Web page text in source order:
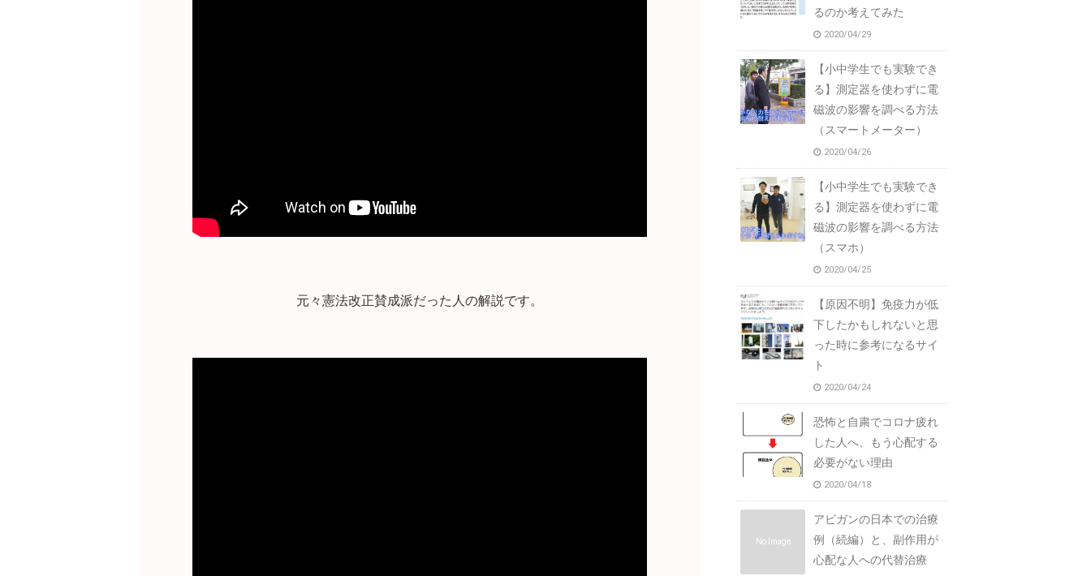
元々憲法改正賛成派だった人の解説です。
るのか考えてみた
2020/04/29
【小中学生でも実験でき
る】測定器を使わずに電
磁波の影響を調べる方法
（スマートメーター）
2020/04/26
【小中学生でも実験でき
る】測定器を使わずに電
磁波の影響を調べる方法
（スマホ）
2020/04/25
【原因不明】免疫力が低
下したかもしれないと思
った時に参考になるサイ
ト
2020/04/24
恐怖と自粛でコロナ疲れ
した人へ、もう心配する
必要がない理由
2020/04/18
No Image
アビガンの日本での治療
例（続編）と、副作用が
心配な人への代替治療